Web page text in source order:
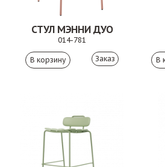
СТУЛ МЭННИ ДУО
014-781
Заказ